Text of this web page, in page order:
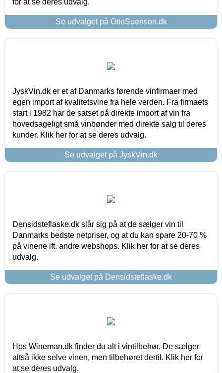
Se udvalget på OttoSuenson.dk
JyskVin.dk er et af Danmarks førende vinfirmaer med
egen import af kvalitetsvine fra hele verden. Fra firmaets
start i 1982 har de satset på direkte import af vin fra
hovedsageligt små vinbønder med direkte salg til deres
kunder. Klik her for at se deres udvalg.
Se udvalget på JyskVin.dk
Densidsteflaske.dk slår sig på at de sælger vin til
Danmarks bedste netpriser, og at du kan spare 20-70 %
på vinene ift. andre webshops. Klik her for at se deres
udvalg.
Se udvalget på Densidsteflaske.dk
Hos Wineman.dk finder du alt i vintilbehør. De sælger
altså ikke selve vinen, men tilbehøret dertil. Klik her for
at se deres udvalg.